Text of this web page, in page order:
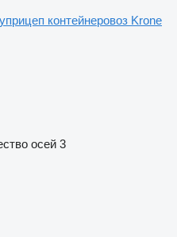
контейнеровоз Krone
осей 3